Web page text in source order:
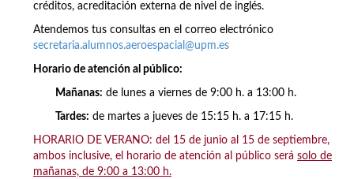
créditos, acreditación externa de nivel de inglés.
Atendemos tus consultas en el correo electrónico
secretaria.alumnos.aeroespacial@upm.es
Horario de atención al público:
Mañanas: de lunes a viernes de 9:00 h. a 13:00 h.
Tardes: de martes a jueves de 15:15 h. a 17:15 h.
HORARIO DE VERANO: del 15 de junio al 15 de septiembre,
ambos inclusive, el horario de atención al público será solo de
mañanas, de 9:00 a 13:00 h.